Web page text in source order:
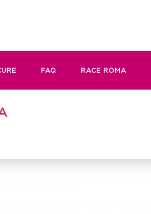
FAQ RACE ROMA